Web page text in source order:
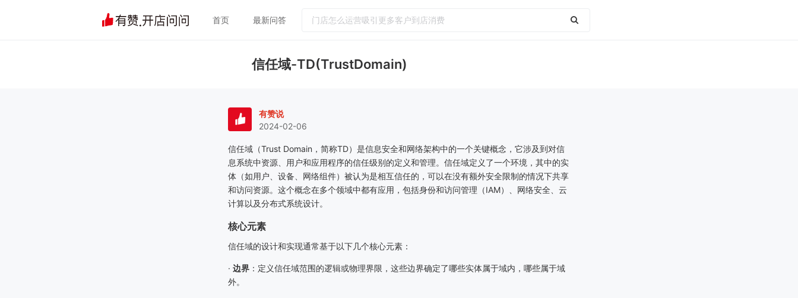
首页 最新问答
门店怎么运营吸引更多客户到店消费
怎么给顾客办会员卡？需要什么设备
信任域-TD(TrustDomain)
有赞说
2024-02-06
信任域（Trust Domain ，简称TD）是信息安全和网络架构中的一个关键概念，它涉及到对信
息系统中资源、用户和应用程序的信任级别的定义和管理。信任域定义了一个环境，其中的实
体（如用户、设备、网络组件）被认为是相互信任的，可以在没有额外安全限制的情况下共享
和访问资源。这个概念在多个领域中都有应用，包括身份和访问管理（IAM）、网络安全、云
计算以及分布式系统设计。
核心元素
信任域的设计和实现通常基于以下几个核心元素：
· 边界 ：定义信任域范围的逻辑或物理界限，这些边界确定了哪些实体属于域内，哪些属于域
外。